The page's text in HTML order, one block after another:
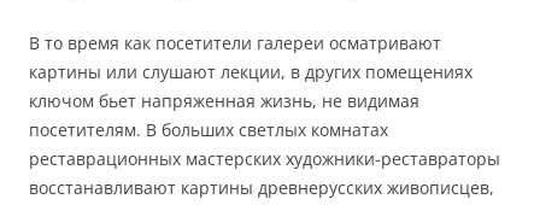
В то время как посетители галереи осматривают
картины или слушают лекции, в других помещениях
ключом бьет напряженная жизнь, не видимая
посетителям. В больших светлых комнатах
реставрационных мастерских художники-реставраторы
восстанавливают картины древнерусских живописцев,